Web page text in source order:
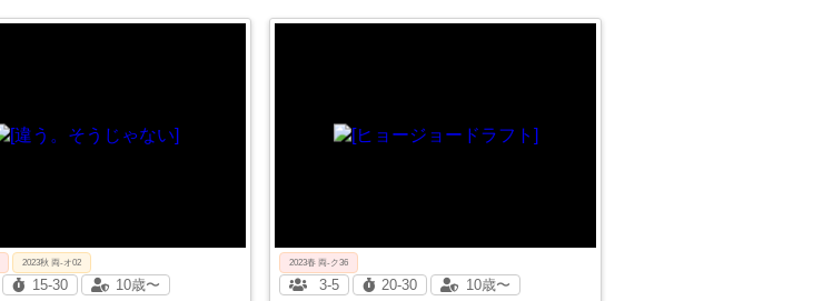
2023秋 両-オ02
15-30 10歳〜
2023春 両‐ク36
3-5 20-30 10歳〜